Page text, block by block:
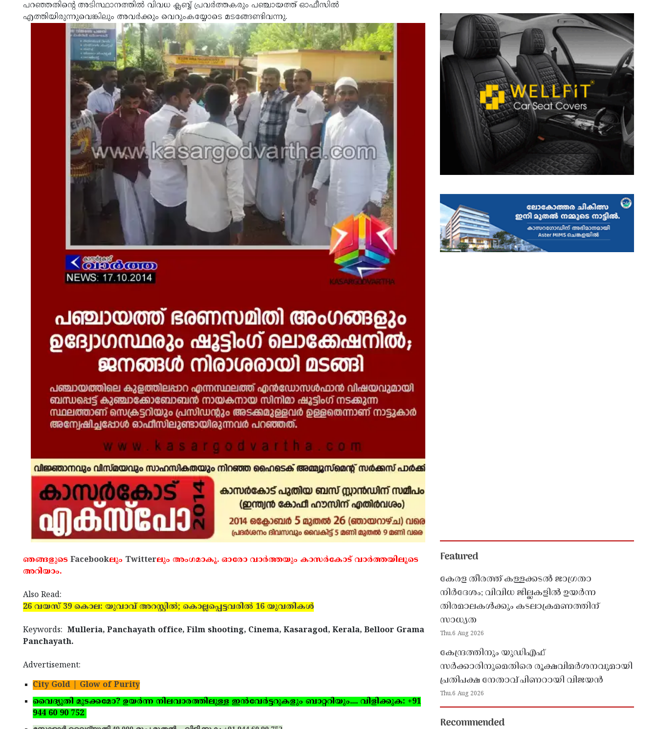
പറഞ്ഞതിന്റെ അടിസ്ഥാനത്തില്‍ വിവധ ക്ലബ്ബ് പ്രവര്‍ത്തകരും പഞ്ചായത്ത് ഓഫീസില്‍
എത്തിയിരുന്നുവെങ്കിലും അവര്‍ക്കും വെറുംകയ്യോടെ മടങ്ങേണ്ടിവന്നു.
ഞങ്ങളുടെ Facebookലും Twitterലും അംഗമാകൂ. ഓരോ വാര്‍ത്തയും കാസര്‍കോട് വാര്‍ത്തയിലൂടെ
അറിയാം.
Also Read:
26 വയസ് 39 കൊല: യുവാവ് അറസ്റ്റില്‍; കൊല്ലപ്പെട്ടവരില്‍ 16 യുവതികള്‍
Keywords: Mulleria, Panchayath office, Film shooting, Cinema, Kasaragod, Kerala, Belloor Grama
Panchayath.
Advertisement:
City Gold | Glow of Purity
വൈദ്യുതി മുടക്കമോ? ഉയര്‍ന്ന നിലവാരത്തിലുള്ള ഇന്‍വേര്‍ട്ടറുകളും ബാറ്ററിയും.... വിളിക്കുക: +91
944 60 90 752
Featured
കേരള തീരത്ത് കള്ളക്കടൽ ജാഗ്രതാ
നിർദേശം; വിവിധ ജില്ലകളിൽ ഉയർന്ന
തിരമാലകൾക്കും കടലാക്രമണത്തിന്
സാധ്യത
Thu,6 Aug 2026
കേന്ദ്രത്തിനും യുഡിഎഫ്
സർക്കാരിനുമെതിരെ രൂക്ഷവിമർശനവുമായി
പ്രതിപക്ഷ നേതാവ് പിണറായി വിജയൻ
Thu,6 Aug 2026
Recommended